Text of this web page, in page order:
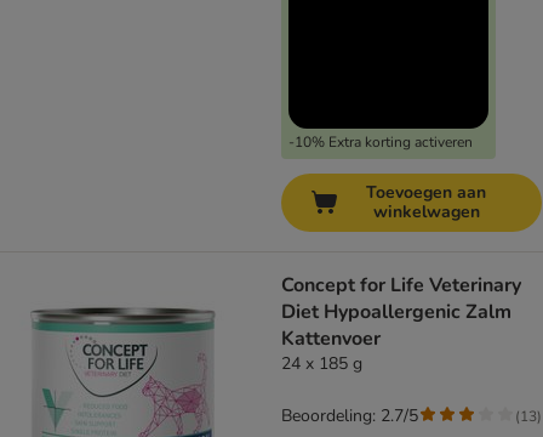
-10% Extra korting activeren
Toevoegen aan
winkelwagen
Concept for Life Veterinary
Diet Hypoallergenic Zalm
Kattenvoer
24 x 185 g
Beoordeling: 2.7/5 (13)